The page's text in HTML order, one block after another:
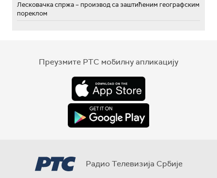
Лесковачка спржа – производ са заштићеним географским
пореклом
Преузмите РТС мобилну апликацију
Радио Телевизија Србије